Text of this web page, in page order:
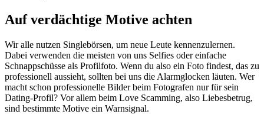
Auf verdächtige Motive achten
Wir alle nutzen Singlebörsen, um neue Leute kennenzulernen.
Dabei verwenden die meisten von uns Selfies oder einfache
Schnappschüsse als Profilfoto. Wenn du also ein Foto findest, das zu
professionell aussieht, sollten bei uns die Alarmglocken läuten. Wer
macht schon professionelle Bilder beim Fotografen nur für sein
Dating-Profil? Vor allem beim Love Scamming, also Liebesbetrug,
sind bestimmte Motive ein Warnsignal.